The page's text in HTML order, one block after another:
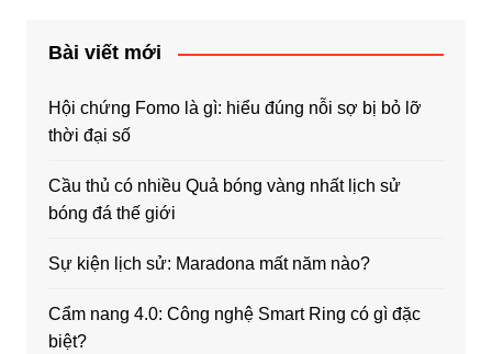
Bài viết mới
Hội chứng Fomo là gì: hiểu đúng nỗi sợ bị bỏ lỡ
thời đại số
Cầu thủ có nhiều Quả bóng vàng nhất lịch sử
bóng đá thế giới
Sự kiện lịch sử: Maradona mất năm nào?
Cẩm nang 4.0: Công nghệ Smart Ring có gì đặc
biệt?